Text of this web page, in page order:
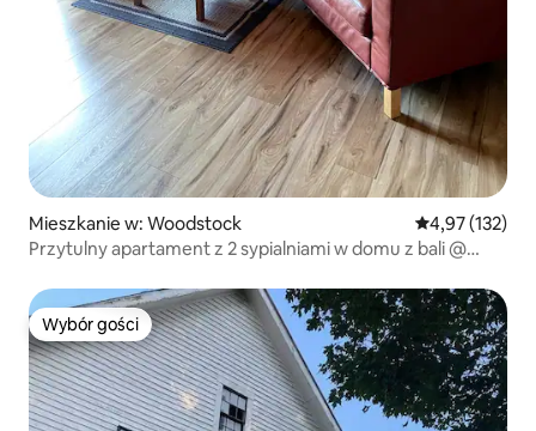
Mieszkanie w: Woodstock Średnia
4,97 (132)
Przytulny apartament z 2 sypialniami w domu z bali @
Wybór gości
Wybór gości